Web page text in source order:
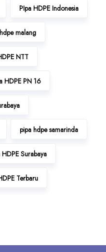
PIpa HDPE Indonesia
malang
NTT
HDPE PN 16
pipa hdpe samarinda
HDPE Surabaya
Terbaru